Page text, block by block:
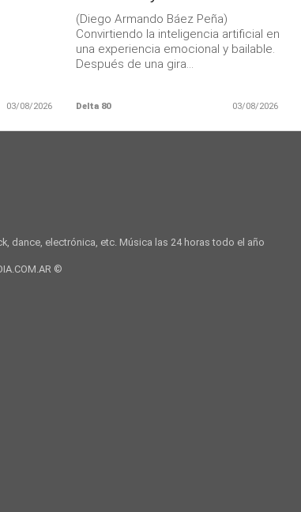
03/08/2026
(Diego Armando Báez Peña)
Convirtiendo la inteligencia artificial en
una experiencia emocional y bailable.
Después de una gira...
Delta 80 03/08/2026
dance, electrónica, etc. Música las 24 horas todo el año
©